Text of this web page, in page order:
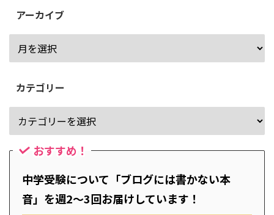
アーカイブ
カテゴリー
おすすめ！
中学受験について「ブログには書かない本
音」を週2～3回お届けしています！